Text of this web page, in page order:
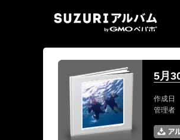
5月
作成日
管理者